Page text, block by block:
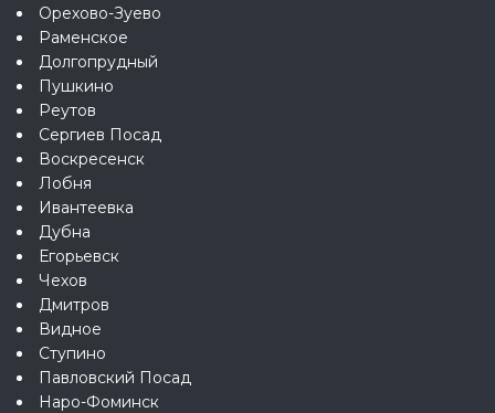
Орехово-Зуево
Раменское
Долгопрудный
Пушкино
Реутов
Сергиев Посад
Воскресенск
Лобня
Ивантеевка
Дубна
Егорьевск
Чехов
Дмитров
Видное
Ступино
Павловский Посад
Наро-Фоминск